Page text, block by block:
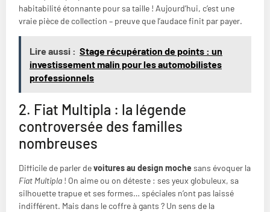
habitabilité étonnante pour sa taille ! Aujourd’hui, c’est une
vraie pièce de collection – preuve que l’audace finit par payer.
Lire aussi : Stage récupération de points : un
investissement malin pour les automobilistes
professionnels
2. Fiat Multipla : la légende
controversée des familles
nombreuses
Difficile de parler devoitures au design moche sans évoquer la
Fiat Multipla ! On aime ou on déteste : ses yeux globuleux, sa
silhouette trapue et ses formes… spéciales n’ont pas laissé
indifférent. Mais dans le coffre à gants ? Un sens de la